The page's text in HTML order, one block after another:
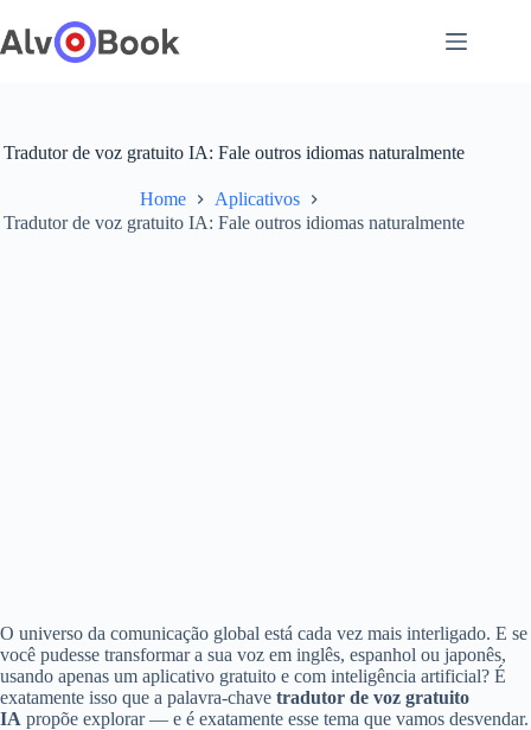
para
o
Tradutor de voz gratuito IA: Fale outros idiomas naturalmente
Home
Aplicativos
Tradutor de voz gratuito IA: Fale outros idiomas naturalmente
O universo da comunicação global está cada vez mais interligado. E se
você pudesse transformar a sua voz em inglês, espanhol ou japonês,
usando apenas um aplicativo gratuito e com inteligência artificial? É
exatamente isso que a palavra-chave tradutor de voz gratuito
IA propõe explorar — e é exatamente esse tema que vamos desvendar.